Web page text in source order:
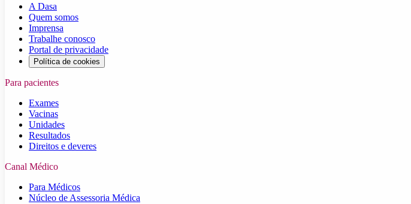
A Dasa
Quem somos
Imprensa
Trabalhe conosco
Portal de privacidade
Política de cookies
Para pacientes
Exames
Vacinas
Unidades
Resultados
Direitos e deveres
Canal Médico
Para Médicos
Núcleo de Assessoria Médica